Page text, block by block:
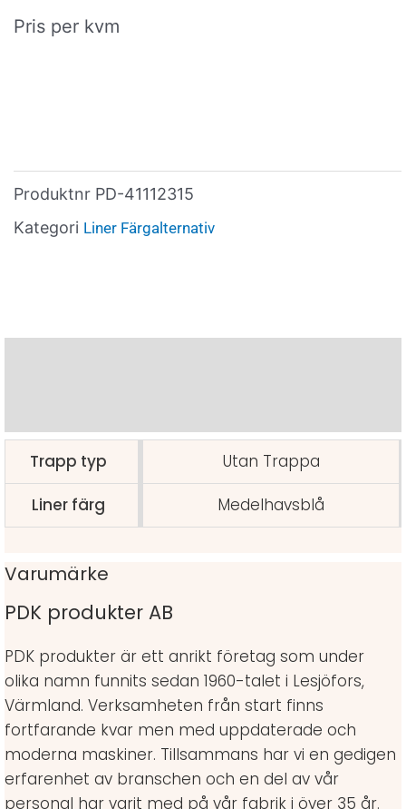
Pris per kvm
Produktnr PD-41112315
Kategori Liner Färgalternativ
Trapp typ
Utan Trappa
Liner färg
Medelhavsblå
Varumärke
PDK produkter AB
PDK produkter är ett anrikt företag som under
olika namn funnits sedan 1960-talet i Lesjöfors,
Värmland. Verksamheten från start finns
fortfarande kvar men med uppdaterade och
moderna maskiner. Tillsammans har vi en gedigen
erfarenhet av branschen och en del av vår
personal har varit med på vår fabrik i över 35 år.